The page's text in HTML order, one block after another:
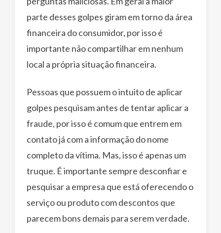
parte desses golpes giram em torno da área
financeira do consumidor, por isso é
importante não compartilhar em nenhum
local a própria situação financeira.
Pessoas que possuem o intuito de aplicar
golpes pesquisam antes de tentar aplicar a
fraude, por isso é comum que entrem em
contato já com a informação do nome
completo da vítima. Mas, isso é apenas um
truque. É importante sempre desconfiar e
pesquisar a empresa que está oferecendo o
serviço ou produto com descontos que
parecem bons demais para serem verdade.